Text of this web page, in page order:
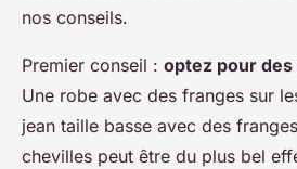
nos conseils.
Premier conseil : optez pour
Une robe avec des franges sur
jean taille basse avec des
chevilles peut être du plus bel